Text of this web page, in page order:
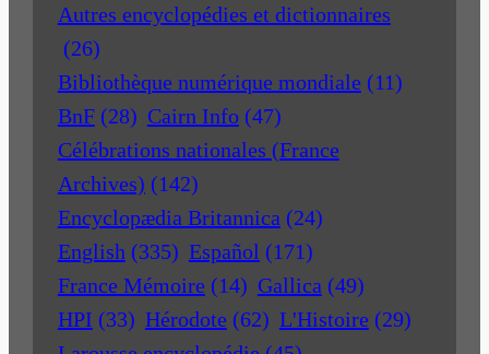
Autres encyclopédies et dictionnaires
(26)
Bibliothèque numérique mondiale (11)
BnF (28) Cairn Info (47)
Célébrations nationales (France
Archives) (142)
Encyclopædia Britannica (24)
English (335) Español (171)
France Mémoire (14) Gallica (49)
HPI (33) Hérodote (62) L'Histoire (29)